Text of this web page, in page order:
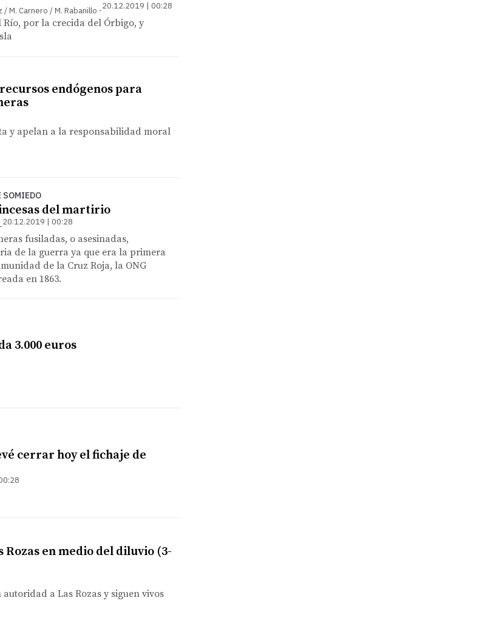
/ M. Carnero / M. Rabanillo 20.12.2019 | 00:28
por la crecida del Órbigo, y
endógenos para
y apelan a la responsabilidad moral
SOMIEDO
del martirio
20.12.2019 | 00:28
fusiladas, o asesinadas,
de la guerra ya que era la primera
de la Cruz Roja, la ONG
en 1863.
3.000 euros
cerrar hoy el fichaje de
Rozas en medio del diluvio (3-
a Las Rozas y siguen vivos